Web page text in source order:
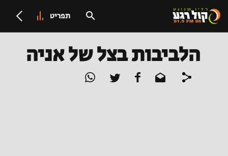
תפריט
הלביבות בצל של אניה